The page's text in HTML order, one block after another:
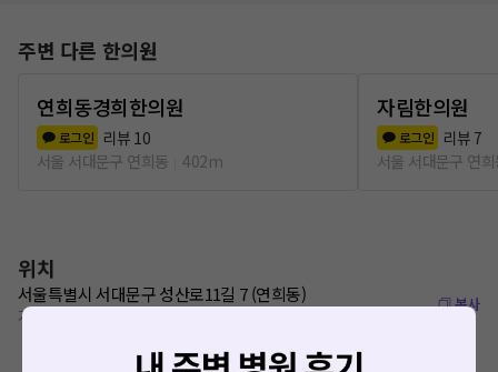
주변 다른 한의원
연희동경희한의원
로그인 리뷰 10
서울 서대문구 연희동
402m
자림한의원
로그인 리뷰 7
서울 서대문구 연
위치
서울특별시 서대문구 성산로11길 7 (연희동)
가좌역 900m
복사